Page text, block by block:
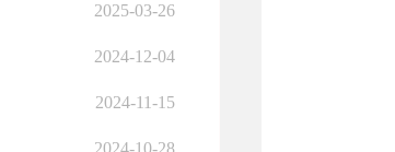
2025-03-26
2024-12-04
2024-11-15
2024-10-28